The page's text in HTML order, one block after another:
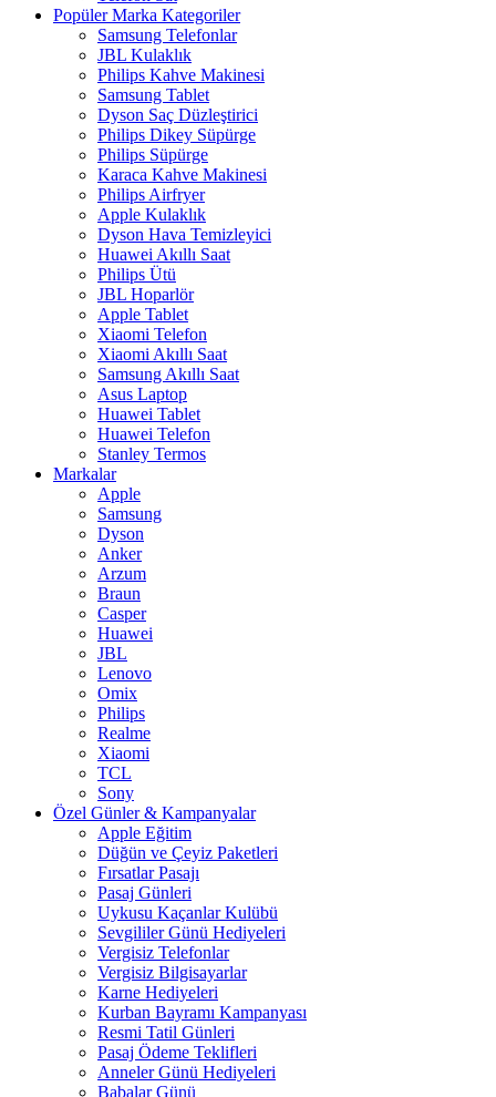
Popüler Marka Kategoriler
Samsung Telefonlar
JBL Kulaklık
Philips Kahve Makinesi
Samsung Tablet
Dyson Saç Düzleştirici
Philips Dikey Süpürge
Philips Süpürge
Karaca Kahve Makinesi
Philips Airfryer
Apple Kulaklık
Dyson Hava Temizleyici
Huawei Akıllı Saat
Philips Ütü
JBL Hoparlör
Apple Tablet
Xiaomi Telefon
Xiaomi Akıllı Saat
Samsung Akıllı Saat
Asus Laptop
Huawei Tablet
Huawei Telefon
Stanley Termos
Markalar
Apple
Samsung
Dyson
Anker
Arzum
Braun
Casper
Huawei
JBL
Lenovo
Omix
Philips
Realme
Xiaomi
TCL
Sony
Özel Günler & Kampanyalar
Apple Eğitim
Düğün ve Çeyiz Paketleri
Fırsatlar Pasajı
Pasaj Günleri
Uykusu Kaçanlar Kulübü
Sevgililer Günü Hediyeleri
Vergisiz Telefonlar
Vergisiz Bilgisayarlar
Karne Hediyeleri
Kurban Bayramı Kampanyası
Resmi Tatil Günleri
Pasaj Ödeme Teklifleri
Anneler Günü Hediyeleri
Babalar Günü